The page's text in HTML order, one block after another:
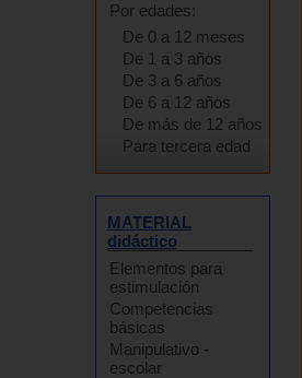
Por edades:
De 0 a 12 meses
De 1 a 3 años
De 3 a 6 años
De 6 a 12 años
De más de 12 años
Para tercera edad
MATERIAL
didáctico
Elementos para
estimulación
Competencias
básicas
Manipulativo -
escolar